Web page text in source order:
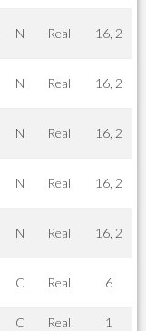
N Real 16, 2
N Real 16, 2
N Real 16, 2
N Real 16, 2
N Real 16, 2
C Real 6
C Real
1